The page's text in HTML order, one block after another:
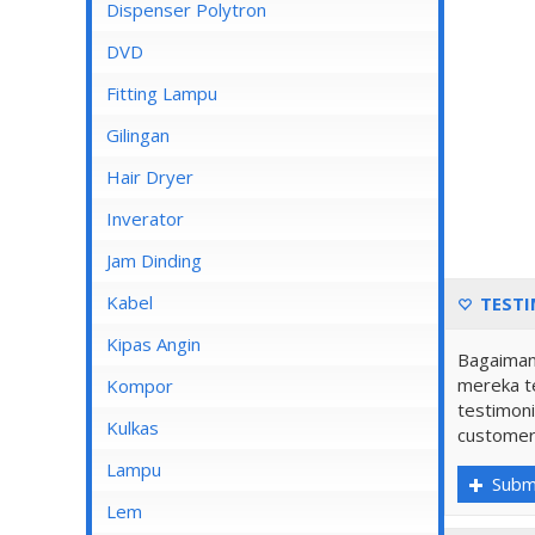
Dispenser Cosmos
Dispenser Miyako
Dispenser Sanken
Dispenser Polytron
DVD
Fitting Lampu
Gilingan
Hair Dryer
Inverator
Jam Dinding
Kabel
Inbow/Outbow T Dus
Kabel Aksesoris
Kabel Antena
Kabel BC
Kipas Angin
Kipas Angin Berdiri
Kipas Angin Dinding
Kipas Angin Duduk
Kipas Angin Gantung
Kompor
Kompor Rinnai
Kulkas
LG
POLYTRON
Lampu
Fitting Lampu
Lem
mereka